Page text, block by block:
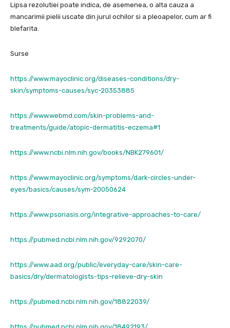
Lipsa rezolutiei poate indica, de asemenea, o alta cauza a
mancarimii pielii uscate din jurul ochilor si a pleoapelor, cum ar fi
blefarita.
Surse
https://www.mayoclinic.org/diseases-conditions/dry-
skin/symptoms-causes/syc-20353885
https://www.webmd.com/skin-problems-and-
treatments/guide/atopic-dermatitis-eczema#1
https://www.ncbi.nlm.nih.gov/books/NBK279601/
https://www.mayoclinic.org/symptoms/dark-circles-under-
eyes/basics/causes/sym-20050624
https://www.psoriasis.org/integrative-approaches-to-care/
https://pubmed.ncbi.nlm.nih.gov/9292070/
https://www.aad.org/public/everyday-care/skin-care-
basics/dry/dermatologists-tips-relieve-dry-skin
https://pubmed.ncbi.nlm.nih.gov/18822039/